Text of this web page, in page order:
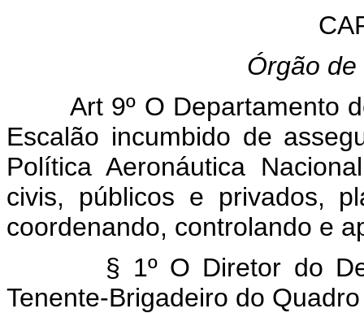
Órgão
Art 9º O Departamento de
Escalão incumbido de
Política Aeronáutica
civis, públicos e privados,
coordenando, controlando e
§ 1º O Diretor do
Tenente-Brigadeiro do